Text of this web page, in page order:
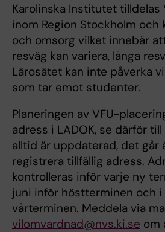
Karolinska Institutet tilldelas
inom Region Stockholm och
och omsorg vilket innebär
resväg kan variera, långa
Lärosätet kan inte påverka
som tar emot studenter.
Planeringen av VFU-
adress i LADOK, se därför
alltid är uppdaterad, det går
registrera tillfällig adress.
kontrolleras inför varje ny
juni inför höstterminen och
vårterminen. Meddela via
vilomvardnad@nvs.ki.se om